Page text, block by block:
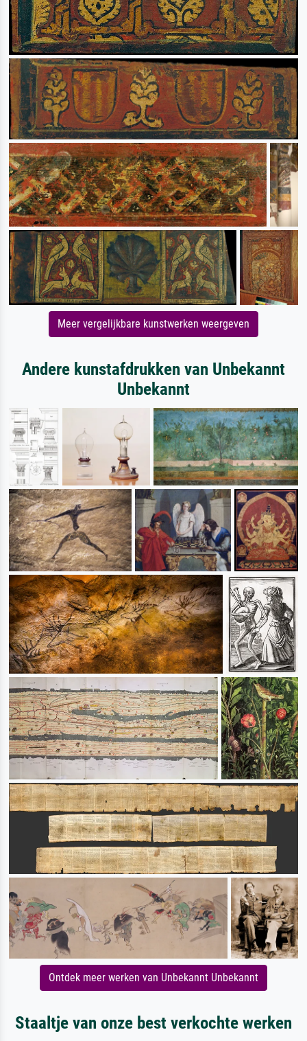
Meer vergelijkbare kunstwerken weergeven
Andere kunstafdrukken van Unbekannt
Unbekannt
Ontdek meer werken van Unbekannt Unbekannt
Staaltje van onze best verkochte werken